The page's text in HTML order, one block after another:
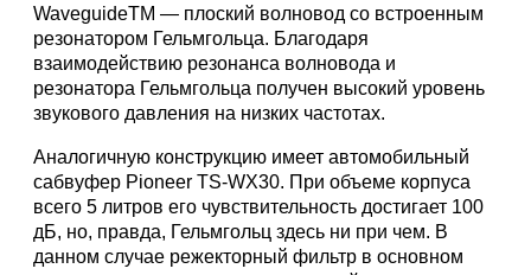
WaveguideTM — плоский волновод со встроенным
резонатором Гельмгольца. Благодаря
взаимодействию резонанса волновода и
резонатора Гельмгольца получен высокий уровень
звукового давления на низких частотах.
Аналогичную конструкцию имеет автомобильный
сабвуфер Pioneer TS-WX30. При объеме корпуса
всего 5 литров его чувствительность достигает 100
дБ, но, правда, Гельмгольц здесь ни при чем. В
данном случае режекторный фильтр в основном